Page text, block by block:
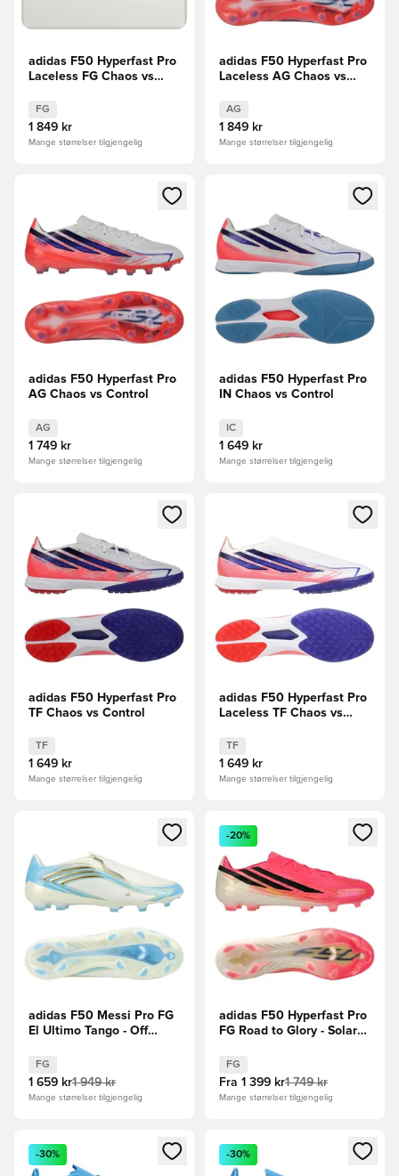
adidas F50 Hyperfast Pro
Laceless FG Chaos vs
FG
1 849 kr
Mange størrelser tilgjengelig
adidas F50 Hyperfast Pro
Laceless AG Chaos vs
AG
1 849 kr
Mange størrelser tilgjengelig
Åpner en Modal for å logge inn eller registrere deg som
adidas F50 Hyperfast Pro
AG Chaos vs Control
AG
1 749 kr
Mange størrelser tilgjengelig
Åpner en Modal for å logge
adidas F50 Hyperfast Pro
IN Chaos vs Control
IC
1 649 kr
Mange størrelser tilgjengelig
Åpner en Modal for å logge inn eller registrere deg som
adidas F50 Hyperfast Pro
TF Chaos vs Control
TF
1 649 kr
Mange størrelser tilgjengelig
Åpner en Modal for å logge
adidas F50 Hyperfast Pro
Laceless TF Chaos vs
TF
1 649 kr
Mange størrelser tilgjengelig
Åpner en Modal for å logge inn eller registrere deg som
adidas F50 Messi Pro FG
El Ultimo Tango - Off
FG
1 659 kr1 949 kr
Mange størrelser tilgjengelig
Åpner en Modal for å logge
-20%
adidas F50 Hyperfast Pro
FG Road to Glory - Solar
FG
Fra 1 399 kr1 749 kr
Mange størrelser tilgjengelig
Åpner en Modal for å logge inn eller registrere deg som
-30%
Åpner en Modal for å logge
-30%